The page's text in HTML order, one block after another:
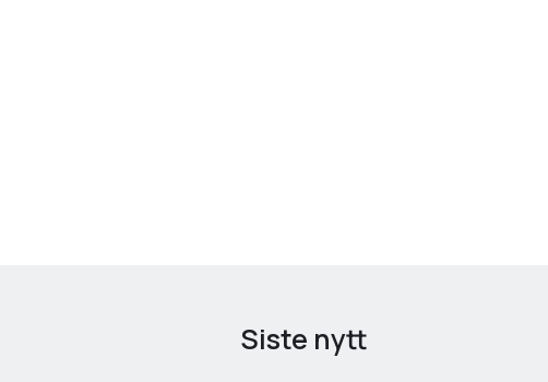
Siste nytt